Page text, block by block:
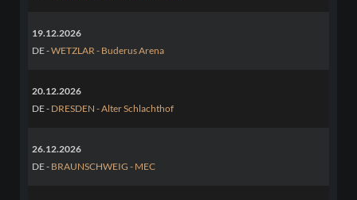
19.12.2026
DE -WETZLAR - Buderus Arena
20.12.2026
DE - DRESDEN - Alter Schlachthof
26.12.2026
DE - BRAUNSCHWEIG - MEC